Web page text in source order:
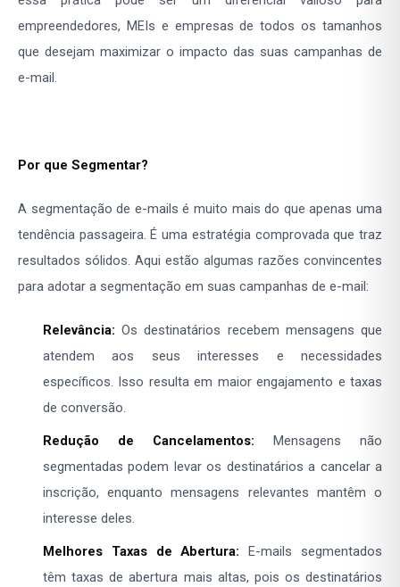
empreendedores, MEIs e empresas de todos os tamanhos
que desejam maximizar o impacto das suas campanhas de
e-mail.
Por que Segmentar?
A segmentação de e-mails é muito mais do que apenas uma
tendência passageira. É uma estratégia comprovada que traz
resultados sólidos. Aqui estão algumas razões convincentes
para adotar a segmentação em suas campanhas de e-mail:
Relevância: Os destinatários recebem mensagens que
atendem aos seus interesses e necessidades
específicos. Isso resulta em maior engajamento e taxas
de conversão.
Redução de Cancelamentos: Mensagens não
segmentadas podem levar os destinatários a cancelar a
inscrição, enquanto mensagens relevantes mantêm o
interesse deles.
Melhores Taxas de Abertura: E-mails segmentados
têm taxas de abertura mais altas, pois os destinatários